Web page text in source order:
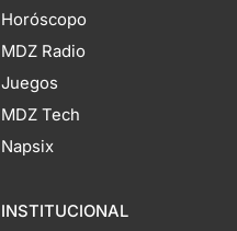
Horóscopo
MDZ Radio
Juegos
MDZ Tech
Napsix
INSTITUCIONAL